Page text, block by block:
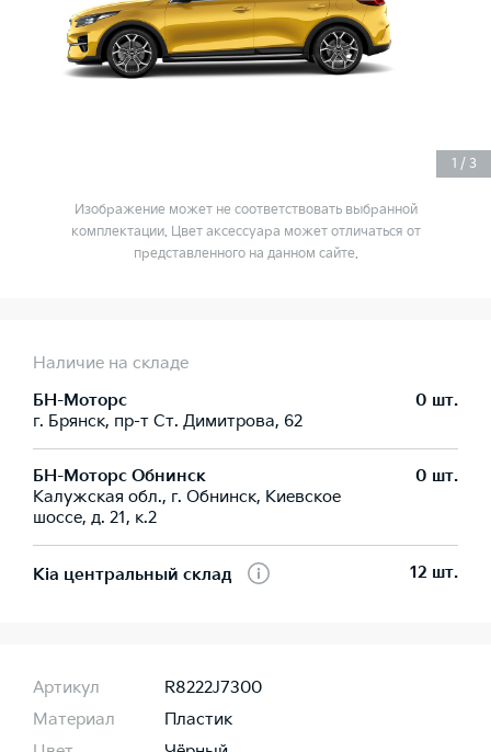
1 / 3
Изображение может не соответствовать выбранной
комплектации. Цвет аксессуара может отличаться от
представленного на данном сайте.
Наличие на складе
БН-Моторс
г. Брянск, пр-т Ст. Димитрова, 62
0 шт.
БН-Моторс Обнинск
Калужская обл., г. Обнинск, Киевское
шоссе, д. 21, к.2
0 шт.
Kia центральный склад 12 шт.
Артикул
R8222J7300
Материал
Пластик